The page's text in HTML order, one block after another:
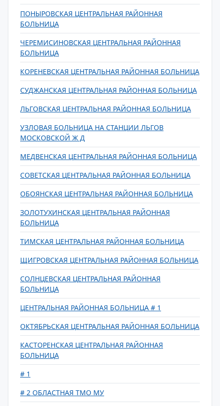
ПОНЫРОВСКАЯ ЦЕНТРАЛЬНАЯ РАЙОННАЯ
БОЛЬНИЦА
ЧЕРЕМИСИНОВСКАЯ ЦЕНТРАЛЬНАЯ РАЙОННАЯ
БОЛЬНИЦА
КОРЕНЕВСКАЯ ЦЕНТРАЛЬНАЯ РАЙОННАЯ БОЛЬНИЦА
СУДЖАНСКАЯ ЦЕНТРАЛЬНАЯ РАЙОННАЯ БОЛЬНИЦА
ЛЬГОВСКАЯ ЦЕНТРАЛЬНАЯ РАЙОННАЯ БОЛЬНИЦА
УЗЛОВАЯ БОЛЬНИЦА НА СТАНЦИИ ЛЬГОВ
МОСКОВСКОЙ Ж Д
МЕДВЕНСКАЯ ЦЕНТРАЛЬНАЯ РАЙОННАЯ БОЛЬНИЦА
СОВЕТСКАЯ ЦЕНТРАЛЬНАЯ РАЙОННАЯ БОЛЬНИЦА
ОБОЯНСКАЯ ЦЕНТРАЛЬНАЯ РАЙОННАЯ БОЛЬНИЦА
ЗОЛОТУХИНСКАЯ ЦЕНТРАЛЬНАЯ РАЙОННАЯ
БОЛЬНИЦА
ТИМСКАЯ ЦЕНТРАЛЬНАЯ РАЙОННАЯ БОЛЬНИЦА
ЩИГРОВСКАЯ ЦЕНТРАЛЬНАЯ РАЙОННАЯ БОЛЬНИЦА
СОЛНЦЕВСКАЯ ЦЕНТРАЛЬНАЯ РАЙОННАЯ
БОЛЬНИЦА
ЦЕНТРАЛЬНАЯ РАЙОННАЯ БОЛЬНИЦА # 1
ОКТЯБРЬСКАЯ ЦЕНТРАЛЬНАЯ РАЙОННАЯ БОЛЬНИЦА
КАСТОРЕНСКАЯ ЦЕНТРАЛЬНАЯ РАЙОННАЯ
БОЛЬНИЦА
# 1
# 2 ОБЛАСТНАЯ ТМО МУ